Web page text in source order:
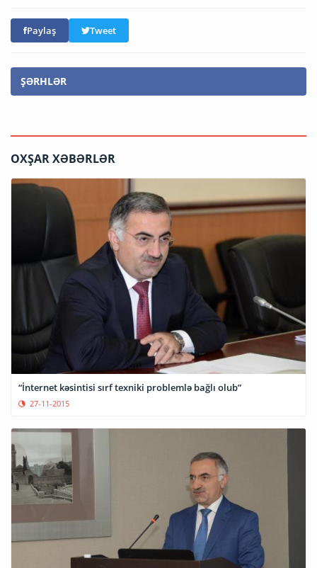
Paylaş Tweet
ŞƏRHLƏR
OXŞAR XƏBƏRLƏR
“İnternet kəsintisi sırf texniki problemlə bağlı olub”
27-11-2015